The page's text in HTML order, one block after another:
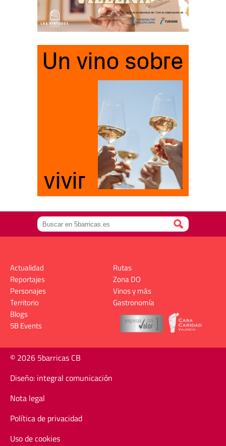
Actualidad
Reportajes
Personajes
Territorio
Rutas
Zona DO
Vinos y más
Gastronomía
Blogs
5B Events
© 2026 5barricas CB
Diseño: integral comunicación
Nota legal
Política de privacidad
Uso de cookies